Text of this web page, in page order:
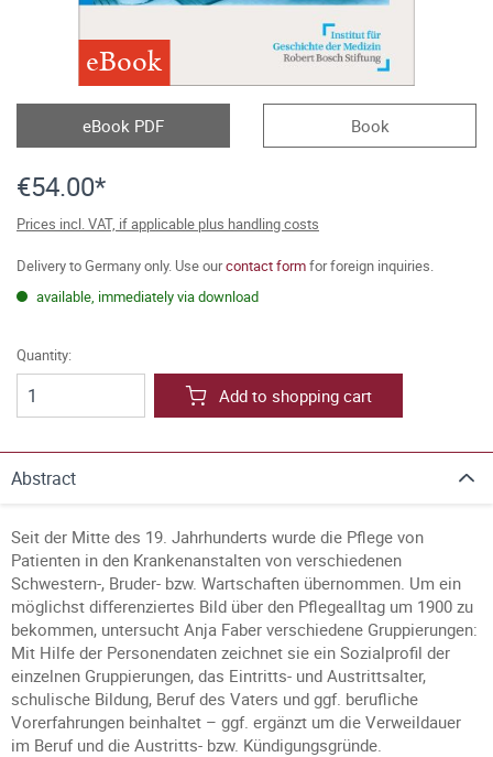
eBook
eBook PDF Book
€54.00*
Prices incl. VAT, if applicable plus handling costs
Delivery to Germany only. Use ourcontact formfor foreign inquiries.
available, immediately via download
Quantity:
Add to shopping cart
Abstract
Seit der Mitte des 19. Jahrhunderts wurde die Pflege von
Patienten in den Krankenanstalten von verschiedenen
Schwestern-, Bruder- bzw. Wartschaften übernommen. Um ein
möglichst differenziertes Bild über den Pflegealltag um 1900 zu
bekommen, untersucht Anja Faber verschiedene Gruppierungen:
Mit Hilfe der Personendaten zeichnet sie ein Sozialprofil der
einzelnen Gruppierungen, das Eintritts- und Austrittsalter,
schulische Bildung, Beruf des Vaters und ggf. berufliche
Vorerfahrungen beinhaltet – ggf. ergänzt um die Verweildauer
im Beruf und die Austritts- bzw. Kündigungsgründe.